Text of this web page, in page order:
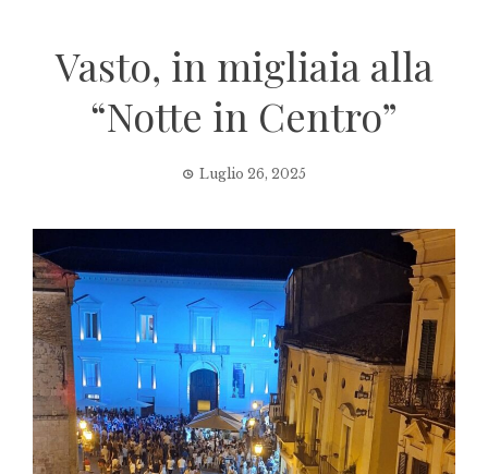
Vasto, in migliaia alla
“Notte in Centro”
Luglio 26, 2025